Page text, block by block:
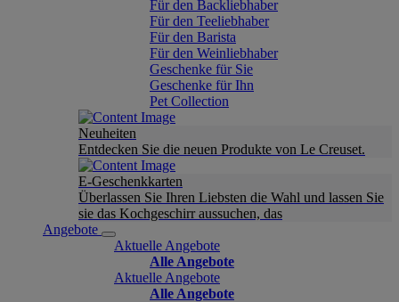
Für den Backliebhaber
Für den Teeliebhaber
Für den Barista
Für den Weinliebhaber
Geschenke für Sie
Geschenke für Ihn
Pet Collection
Neuheiten
Entdecken Sie die neuen Produkte von Le Creuset.
E-Geschenkkarten
Überlassen Sie Ihren Liebsten die Wahl und lassen Sie
sie das Kochgeschirr aussuchen, das
Angebote
Aktuelle Angebote
Alle Angebote
Aktuelle Angebote
Alle Angebote